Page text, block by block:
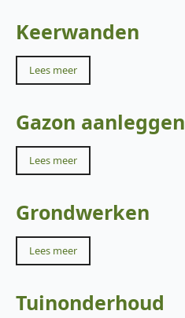
Keerwanden
Lees meer
Gazon aanleggen
Lees meer
Grondwerken
Lees meer
Tuinonderhoud